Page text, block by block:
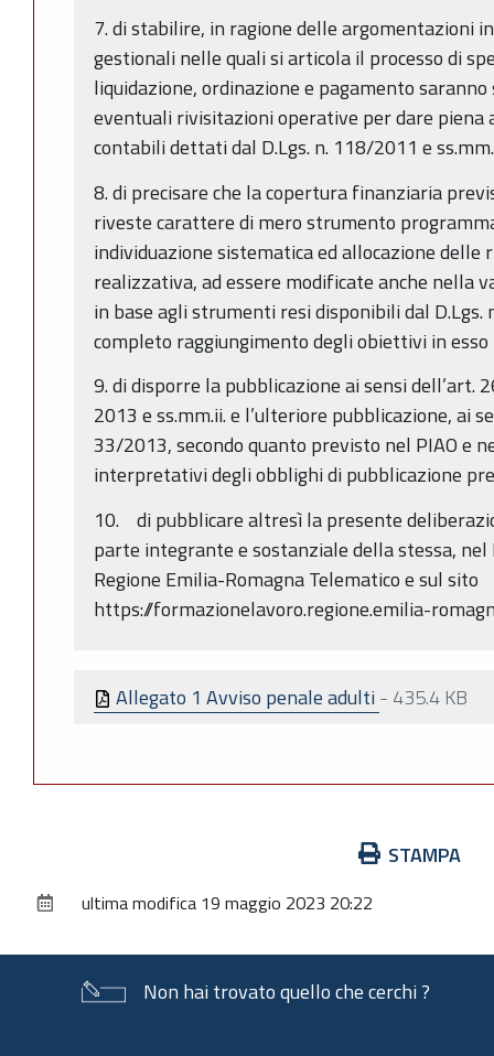
7. di stabilire, in ragione delle argomentazioni
gestionali nelle quali si articola il processo di
liquidazione, ordinazione e pagamento
eventuali rivisitazioni operative per dare
contabili dettati dal D.Lgs. n. 118/2011 e
8. di precisare che la copertura finanziaria
riveste carattere di mero strumento
individuazione sistematica ed allocazione
realizzativa, ad essere modificate anche nella
in base agli strumenti resi disponibili dal
completo raggiungimento degli obiettivi in
9. di disporre la pubblicazione ai sensi dell’art.
2013 e ss.mm.ii. e l’ulteriore pubblicazione, ai
33/2013, secondo quanto previsto nel PIAO e
interpretativi degli obblighi di pubblicazione
10. di pubblicare altresì la presente
parte integrante e sostanziale della stessa,
Regione Emilia-Romagna Telematico e sul sito
https://formazionelavoro.regione.emilia-
Allegato 1 Avviso penale adulti- 435.4 KB
documento
STAMPA
ultima modifica 19 maggio 2023 20:22
Non hai trovato quello che cerchi ?